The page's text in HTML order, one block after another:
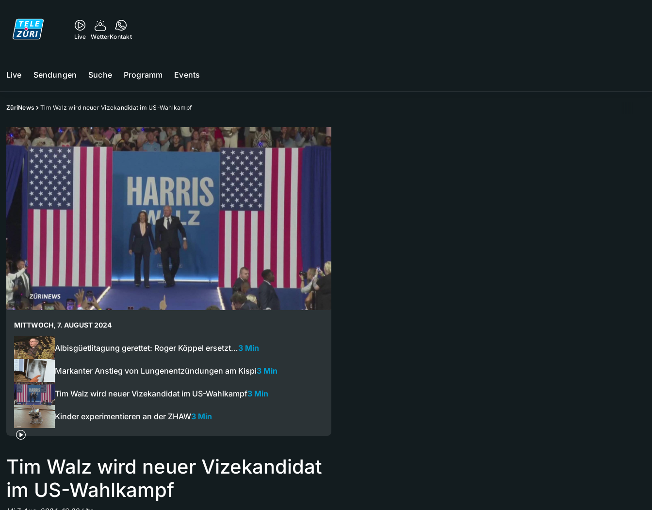
Live WetterKontakt
Live Sendungen Suche Programm Events
ZüriNews Tim Walz wird neuer Vizekandidat im US-Wahlkampf
MITTWOCH, 7. AUGUST 2024
Albisgüetlitagung gerettet: Roger Köppel ersetzt…3 Min
Markanter Anstieg von Lungenentzündungen am Kispi3 Min
Tim Walz wird neuer Vizekandidat im US-Wahlkampf3 Min
Kinder experimentieren an der ZHAW3 Min
Tim Walz wird neuer Vizekandidat
im US-Wahlkampf